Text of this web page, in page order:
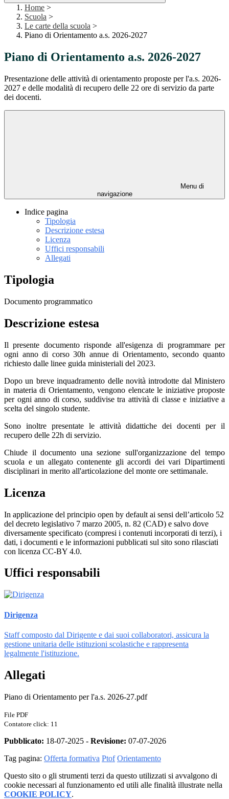
Home >
Scuola >
Le carte della scuola >
Piano di Orientamento a.s. 2026-2027
Piano di Orientamento a.s. 2026-2027
Presentazione delle attività di orientamento proposte per l'a.s. 2026-
2027 e delle modalità di recupero delle 22 ore di servizio da parte
dei docenti.
Menu di
navigazione
Indice pagina
Tipologia
Descrizione estesa
Licenza
Uffici responsabili
Allegati
Tipologia
Documento programmatico
Descrizione estesa
Il presente documento risponde all'esigenza di programmare per
ogni anno di corso 30h annue di Orientamento, secondo quanto
richiesto dalle linee guida ministeriali del 2023.
Dopo un breve inquadramento delle novità introdotte dal Ministero
in materia di Orientamento, vengono elencate le iniziative proposte
per ogni anno di corso, suddivise tra attività di classe e iniziative a
scelta del singolo studente.
Sono inoltre presentate le attività didattiche dei docenti per il
recupero delle 22h di servizio.
Chiude il documento una sezione sull'organizzazione del tempo
scuola e un allegato contenente gli accordi dei vari Dipartimenti
disciplinari in merito all'articolazione del monte ore settimanale.
Licenza
In applicazione del principio open by default ai sensi dell’articolo 52
del decreto legislativo 7 marzo 2005, n. 82 (CAD) e salvo dove
diversamente specificato (compresi i contenuti incorporati di terzi), i
dati, i documenti e le informazioni pubblicati sul sito sono rilasciati
con licenza CC-BY 4.0.
Uffici responsabili
Dirigenza
Staff composto dal Dirigente e dai suoi collaboratori, assicura la
gestione unitaria delle istituzioni scolastiche e rappresenta
legalmente l'istituzione.
Allegati
Piano di Orientamento per l'a.s. 2026-27.pdf
File PDF
Contatore click: 11
Pubblicato: 18-07-2025 - Revisione: 07-07-2026
Tag pagina: Offerta formativa Ptof Orientamento
Questo sito o gli strumenti terzi da questo utilizzati si avvalgono di
cookie necessari al funzionamento ed utili alle finalità illustrate nella
COOKIE POLICY.